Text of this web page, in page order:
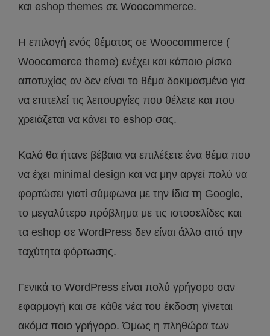
και eshop themes σε Woocommerce.
Η επιλογή ενός θέματος σε Woocommerce (
Woocomerce theme) ενέχει και κάποιο ρίσκο
αποτυχίας αν δεν είναι το θέμα δοκιμασμένο για
να επιτελεί τις λειτουργίες που θέλετε και που
χρειάζεται να κάνει το eshop σας.
Καλό θα ήτανε βέβαια να επιλέξετε ένα θέμα που
να έχει minimal design και να μην αργεί πολύ να
φορτώσει γιατί σύμφωνα με την ίδια τη Google,
το μεγαλύτερο πρόβλημα με τις ιστοσελίδες και
τα eshop σε WordPress δεν είναι άλλο από την
ταχύτητα φόρτωσης.
Γενικά το WordPress είναι πολύ γρήγορο σαν
εφαρμογή και σε κάθε νέα του έκδοση γίνεται
ακόμα ποιο γρήγορο. Όμως η πληθώρα των